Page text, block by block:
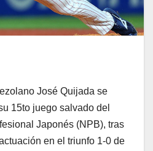
José Quijada se
15to juego salvado del
Japonés (NPB), tras
en el triunfo 1-0 de